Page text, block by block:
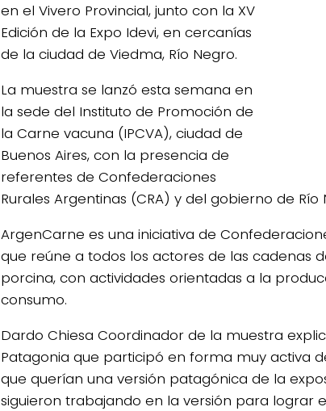
en el Vivero Provincial, junto con la XV
Edición de la Expo Idevi, en cercanías
de la ciudad de Viedma, Río Negro.
La muestra se lanzó esta semana en
la sede del Instituto de Promoción de
la Carne vacuna (IPCVA), ciudad de
Buenos Aires, con la presencia de
referentes de Confederaciones
Rurales Argentinas (CRA) y del gobierno de Río
ArgenCarne es una iniciativa de
que reúne a todos los actores de las cadenas
porcina, con actividades orientadas a la
consumo.
Dardo Chiesa Coordinador de la muestra
Patagonia que participó en forma muy activa
que querían una versión patagónica de la
siguieron trabajando en la versión para lograr